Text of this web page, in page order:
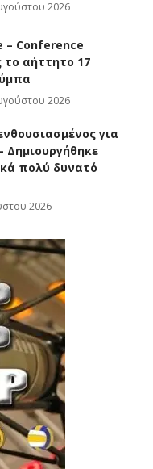
2026
– Conference
το αήττητο 17
2026
για
Δημιουργήθηκε
πολύ δυνατό
2026